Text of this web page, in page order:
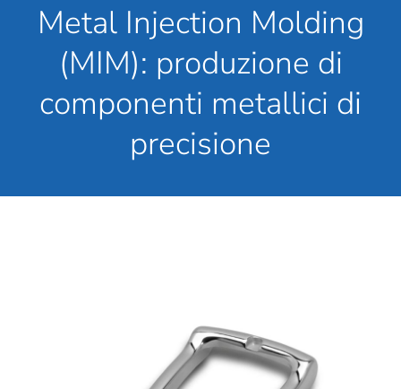
Metal Injection Molding
(MIM): produzione di
componenti metallici di
precisione